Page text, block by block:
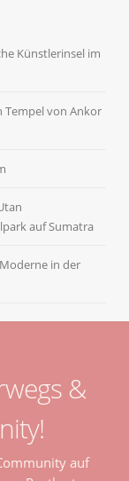
Künstlerinsel im
Tempel von Ankor
auf Sumatra
in der
&
auf